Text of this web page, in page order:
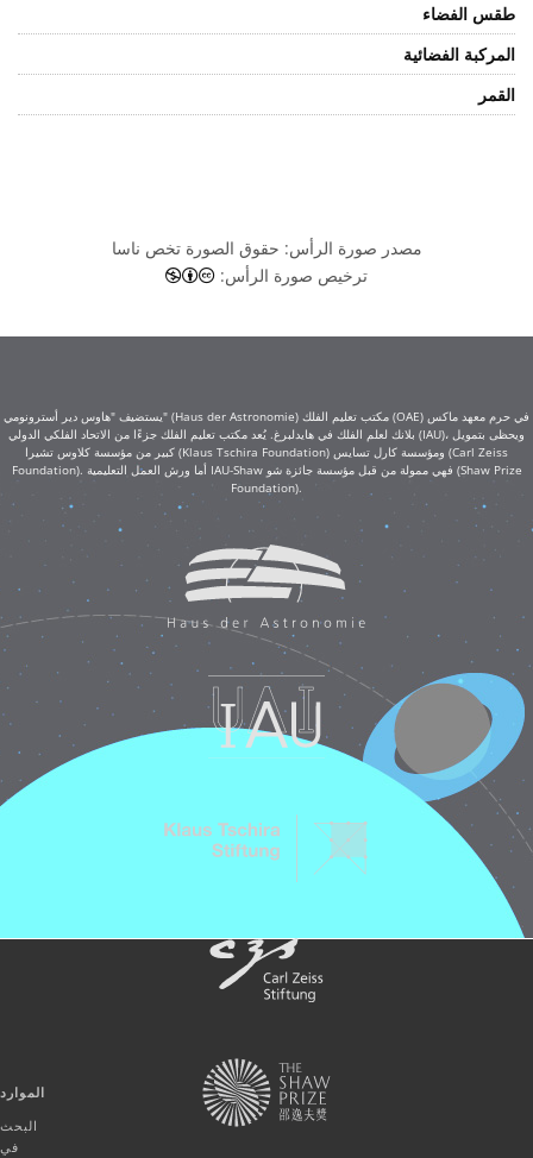
طقس الفضاء
المركبة الفضائية
القمر
مصدر صورة الرأس: حقوق الصورة تخص ناسا
ترخيص صورة الرأس:
المشاع الإبداعي نسب المصنف -
يستضيف "هاوس دير أسترونومي" (Haus der Astronomie) مكتب تعليم الفلك (OAE) في حرم معهد ماكس
بلانك لعلم الفلك في هايدلبرغ. يُعد مكتب تعليم الفلك جزءًا من الاتحاد الفلكي الدولي (IAU)، ويحظى بتمويل
كبير من مؤسسة كلاوس تشيرا (Klaus Tschira Foundation) ومؤسسة كارل تسايس (Carl Zeiss
Foundation). أما ورش العمل التعليمية IAU-Shaw فهي ممولة من قبل مؤسسة جائزة شو (Shaw Prize
Foundation).
الموارد
البحث
في